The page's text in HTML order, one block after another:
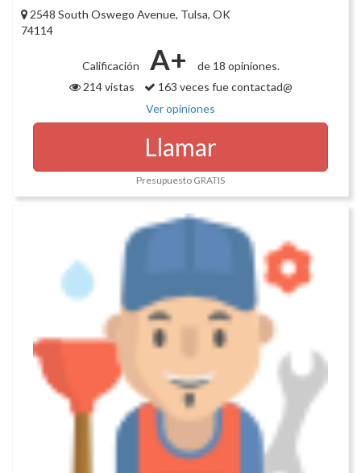
2548 South Oswego Avenue, Tulsa, OK
74114
Calificación A+
de 18 opiniones.
214 vistas
163 veces fue contactad@
Ver opiniones
Llamar
Presupuesto GRATIS